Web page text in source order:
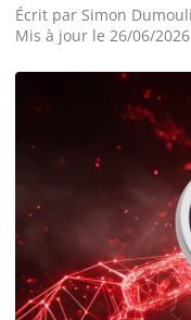
Écrit par Simon
Mis à jour le 26/06/